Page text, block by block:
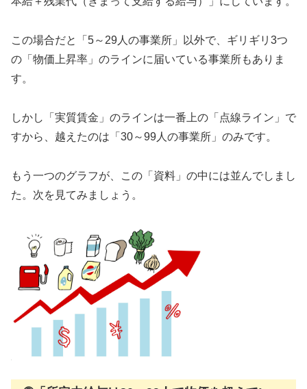
この場合だと「5～29人の事業所」以外で、ギリギリ3つ
の「物価上昇率」のラインに届いている事業所もありま
す。
しかし「実質賃金」のラインは一番上の「点線ライン」で
すから、越えたのは「30～99人の事業所」のみです。
もう一つのグラフが、この「資料」の中には並んでしまし
た。次を見てみましょう。